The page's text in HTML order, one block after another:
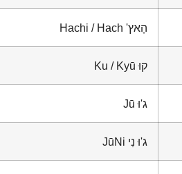
הָאץ' Hachi / Hach
קוּ Ku / Kyū
ג'וּ Jū
ג'וּ נִי JūNi